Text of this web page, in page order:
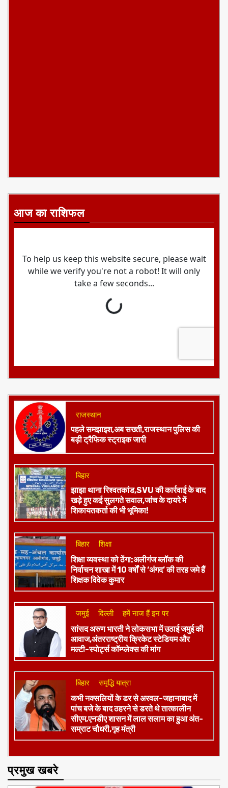
आज का राशिफल
राजस्थान
पहले समझाइश,अब सख्ती,राजस्थान पुलिस की
बड़ी ट्रैफिक स्ट्राइक जारी
बिहार
झाझा थाना रिश्वतकांड,SVU की कार्रवाई के बाद
खड़े हुए कई सुलगते सवाल,जांच के दायरे में
शिकायतकर्ता की भी भूमिका!
बिहार शिक्षा
शिक्षा व्यवस्था को ठेंगा:अलीगंज ब्लॉक की
निर्वाचन शाखा में 10 वर्षों से ‘अंगद’ की तरह जमे हैं
शिक्षक विवेक कुमार
जमुई दिल्ली हमें नाज हैं इन पर
​सांसद अरुण भारती ने लोकसभा में उठाई जमुई की
आवाज,अंतरराष्ट्रीय क्रिकेट स्टेडियम और
मल्टी-स्पोर्ट्स कॉम्प्लेक्स की मांग
बिहार समृद्धि यात्रा
कभी नक्सलियों के डर से अरवल-जहानाबाद में
पांच बजे के बाद ठहरने से डरते थे तात्कालीन
सीएम,एनडीए शासन में लाल सलाम का हुआ अंत-
सम्राट चौधरी,गृह मंत्री
प्रमुख खबरे